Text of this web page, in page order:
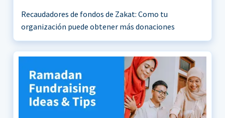
Recaudadores de fondos de Zakat: Como tu
organización puede obtener más donaciones